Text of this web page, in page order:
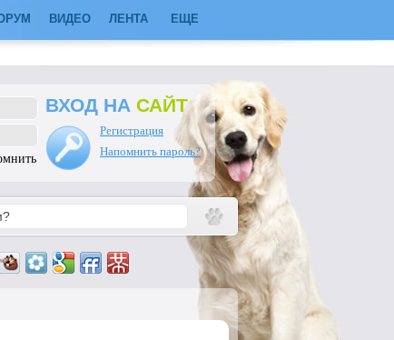
ВИДЕО ЛЕНТА ЕЩЕ
ВХОД НА САЙТ
Регистрация
Напомнить пароль?